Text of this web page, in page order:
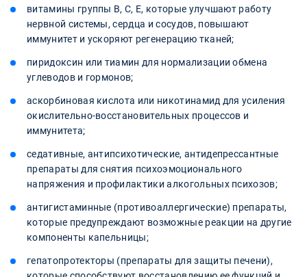
витамины группы B, C, E, которые улучшают работу
нервной системы, сердца и сосудов, повышают
иммунитет и ускоряют регенерацию тканей;
пиридоксин или тиамин для нормализации обмена
углеводов и гормонов;
аскорбиновая кислота или никотинамид для усиления
окислительно-восстановительных процессов и
иммунитета;
седативные, антипсихотические, антидепрессантные
препараты для снятия психоэмоционального
напряжения и профилактики алкогольных психозов;
антигистаминные (противоаллергические) препараты,
которые предупреждают возможные реакции на другие
компоненты капельницы;
гепатопротекторы (препараты для защиты печени),